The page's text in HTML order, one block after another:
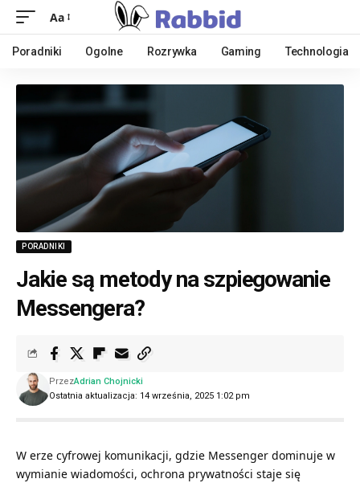
Aa
Poradniki Ogolne Rozrywka Gaming Technologia
PORADNIKI
Jakie są metody na szpiegowanie
Messengera?
Ostatnia aktualizacja: 14 września, 2025 1:02 pm
PrzezAdrian Chojnicki
W erze cyfrowej komunikacji, gdzie Messenger dominuje w
wymianie wiadomości, ochrona prywatności staje się